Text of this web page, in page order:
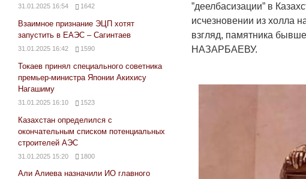
”деелбасизации” в
исчезновении из холла
взгляд, памятника
НАЗАРБАЕВУ.
31.01.2025 16:54 1642
Взаимное признание ЭЦП хотят
запустить в ЕАЭС – Сагинтаев
31.01.2025 16:42 1590
Токаев принял специального советника
премьер-министра Японии Акихису
Нагашиму
31.01.2025 16:10 1523
Казахстан определился с
окончательным списком потенциальных
строителей АЭС
31.01.2025 15:20 1800
Али Алиева назначили ИО главного